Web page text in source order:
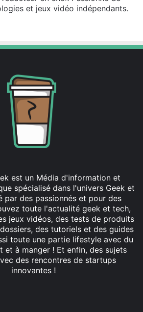
et jeux vidéo indépendants.
est un Média d'information et
spécialisé dans l'univers Geek et
par des passionnés et pour des
toute l'actualité geek et tech,
jeux vidéos, des tests de produits
des tutoriels et des guides
toute une partie lifestyle avec du
et à manger ! Et enfin, des sujets
des rencontres de startups
innovantes !